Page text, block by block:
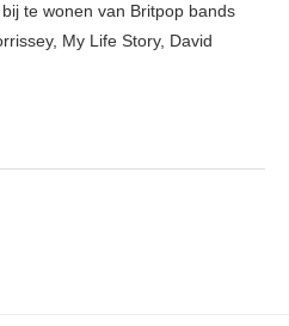
te wonen van Britpop bands
My Life Story, David